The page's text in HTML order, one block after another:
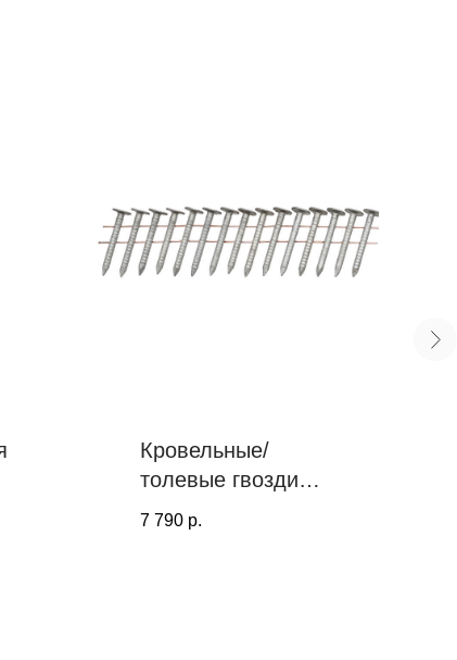
Кровельные/
толевые гвозди
PROF TOOLS
7 790 р.